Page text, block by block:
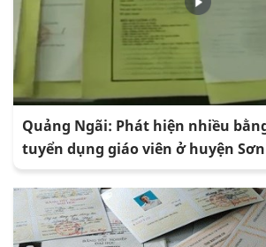
Quảng Ngãi: Phát hiện nhiều
tuyển dụng giáo viên ở huyện Sơn